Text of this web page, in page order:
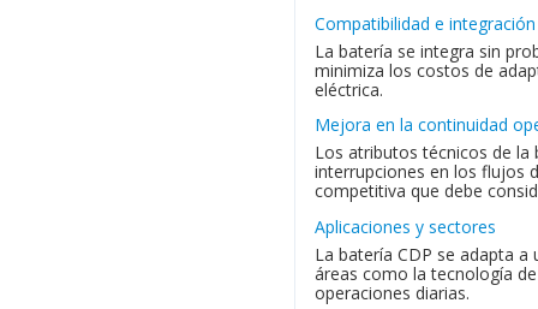
Compatibilidad e
La batería se integra sin
minimiza los costos de
eléctrica.
Mejora en la continuidad
Los atributos técnicos de la
interrupciones en los flujos
competitiva que debe
Aplicaciones y sectores
La batería CDP se adapta
áreas como la tecnología
operaciones diarias.